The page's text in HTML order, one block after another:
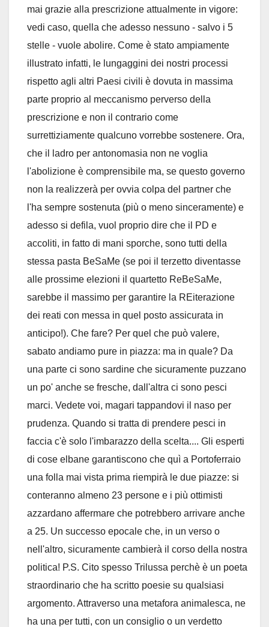
mai grazie alla prescrizione attualmente in vigore:
vedi caso, quella che adesso nessuno - salvo i 5
stelle - vuole abolire. Come è stato ampiamente
illustrato infatti, le lungaggini dei nostri processi
rispetto agli altri Paesi civili è dovuta in massima
parte proprio al meccanismo perverso della
prescrizione e non il contrario come
surrettiziamente qualcuno vorrebbe sostenere. Ora,
che il ladro per antonomasia non ne voglia
l'abolizione è comprensibile ma, se questo governo
non la realizzerà per ovvia colpa del partner che
l'ha sempre sostenuta (più o meno sinceramente) e
adesso si defila, vuol proprio dire che il PD e
accoliti, in fatto di mani sporche, sono tutti della
stessa pasta BeSaMe (se poi il terzetto diventasse
alle prossime elezioni il quartetto ReBeSaMe,
sarebbe il massimo per garantire la REiterazione
dei reati con messa in quel posto assicurata in
anticipo!). Che fare? Per quel che può valere,
sabato andiamo pure in piazza: ma in quale? Da
una parte ci sono sardine che sicuramente puzzano
un po' anche se fresche, dall'altra ci sono pesci
marci. Vedete voi, magari tappandovi il naso per
prudenza. Quando si tratta di prendere pesci in
faccia c'è solo l'imbarazzo della scelta.... Gli esperti
di cose elbane garantiscono che quì a Portoferraio
una folla mai vista prima riempirà le due piazze: si
conteranno almeno 23 persone e i più ottimisti
azzardano affermare che potrebbero arrivare anche
a 25. Un successo epocale che, in un verso o
nell'altro, sicuramente cambierà il corso della nostra
politica! P.S. Cito spesso Trilussa perchè è un poeta
straordinario che ha scritto poesie su qualsiasi
argomento. Attraverso una metafora animalesca, ne
ha una per tutti, con un consiglio o un verdetto